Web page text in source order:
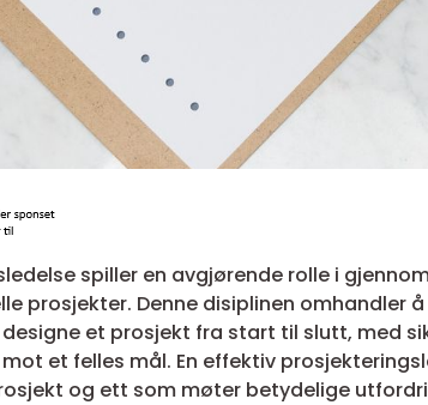
spiller en avgjørende rolle i
prosjekter. Denne disiplinen omhandler
et prosjekt fra start til slutt, med
et felles mål. En effektiv
og ett som møter betydelige